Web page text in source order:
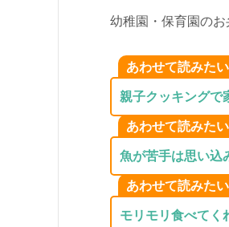
幼稚園・保育園のお
あわせて読みたい
親子クッキングで
あわせて読みたい
魚が苦手は思い込
あわせて読みたい
モリモリ食べてく